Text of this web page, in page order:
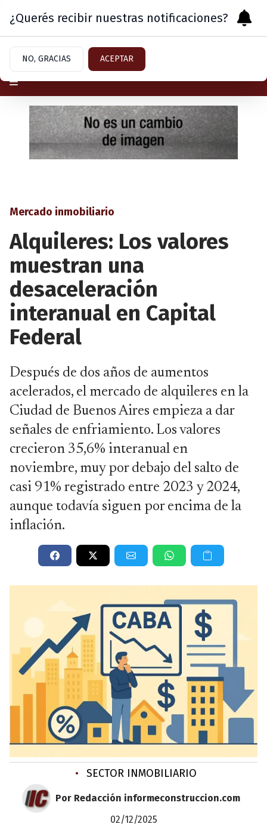
Viernes 7 de Agosto
Mercado inmobiliario
Alquileres: Los valores
muestran una
desaceleración
interanual en Capital
Federal
Después de dos años de aumentos
acelerados, el mercado de alquileres en la
Ciudad de Buenos Aires empieza a dar
señales de enfriamiento. Los valores
crecieron 35,6% interanual en
noviembre, muy por debajo del salto de
casi 91% registrado entre 2023 y 2024,
aunque todavía siguen por encima de la
inflación.
• SECTOR INMOBILIARIO
Por Redacción informeconstruccion.com
02/12/2025
¿Querés recibir nuestras notificaciones?
NO, GRACIAS ACEPTAR